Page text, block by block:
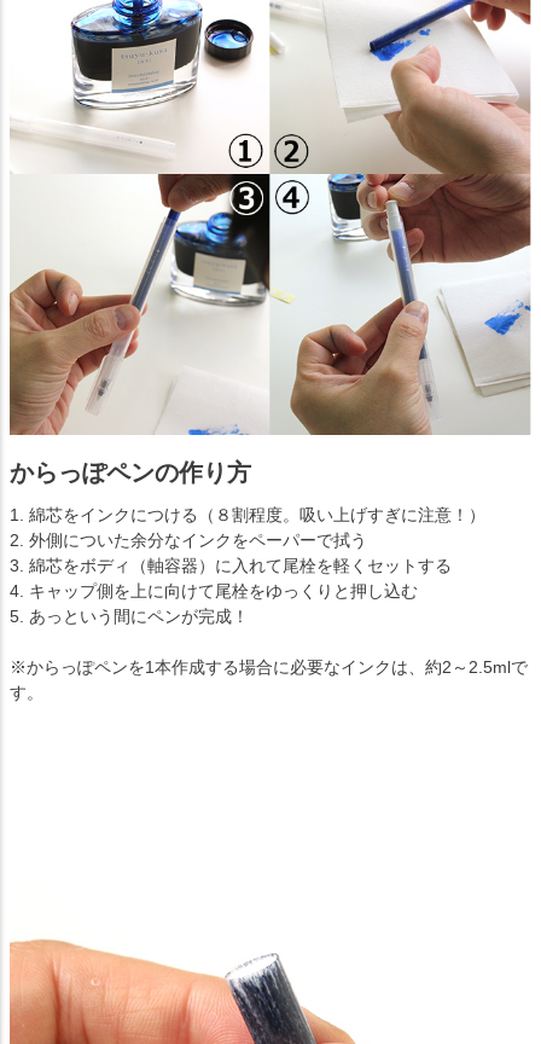
からっぽペンの作り方
1. 綿芯をインクにつける（８割程度。吸い上げすぎに注意！）
2. 外側についた余分なインクをペーパーで拭う
3. 綿芯をボディ（軸容器）に入れて尾栓を軽くセットする
4. キャップ側を上に向けて尾栓をゆっくりと押し込む
5. あっという間にペンが完成！
※からっぽペンを1本作成する場合に必要なインクは、約2～2.5mlで
す。